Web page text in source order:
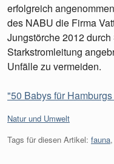
erfolgreich
des NABU die Firma
Jungstörche 2012
Starkstromleitung
Unfälle zu vermeiden.
"50 Babys für
Kategorien:
Natur und Umwelt
Tags für diesen Artikel: fauna,